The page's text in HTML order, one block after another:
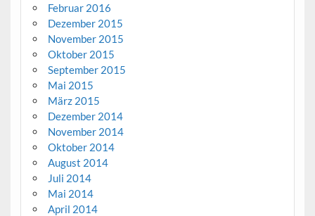
Februar 2016
Dezember 2015
November 2015
Oktober 2015
September 2015
Mai 2015
März 2015
Dezember 2014
November 2014
Oktober 2014
August 2014
Juli 2014
Mai 2014
April 2014